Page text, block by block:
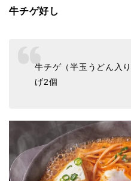
牛チゲ好し
牛チゲ（半玉うどん入
げ2個